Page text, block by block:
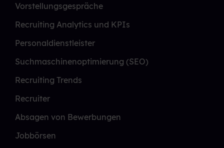
Vorstellungsgespräche
Recruiting Analytics und KPIs
Personaldienstleister
Suchmaschinenoptimierung (SEO)
Recruiting Trends
Recruiter
Absagen von Bewerbungen
Jobbörsen